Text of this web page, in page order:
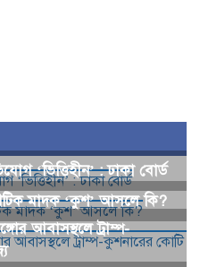
‘ভিত্তিহীন’ : ঢাকা বোর্ড
মাদক ‘কুশ’ আসলে কি?
আবাসস্থলে ট্রাম্প-